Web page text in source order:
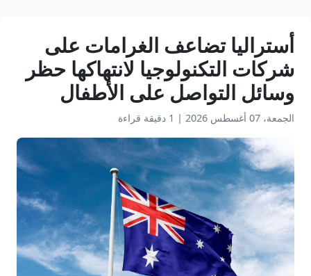
أستراليا تضاعف الغرامات على
شركات التكنولوجيا لانتهاكها حظر
وسائل التواصل على الأطفال
الجمعة، 07 أغسطس 2026 | 1 دقيقة قراءة